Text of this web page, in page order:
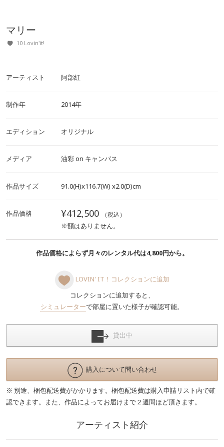
マリー
10 Lovin'it!
アーティスト 阿部紅
制作年 2014年
エディション オリジナル
メディア 油彩on キャンバス
作品サイズ 91.0(H)x116.7(W) x2.0(D)cm
作品価格 ¥412,500 （税込）
※額はありません。
作品価格によらず月々のレンタル代は4,800円から。
LOVIN' IT！コレクションに追加
コレクションに追加すると、
シミュレーターで部屋に置いた様子が確認可能。
貸出中
購入について問い合わせ
※ 別途、梱包配送費がかかります。梱包配送費は購入申請リスト内で確
認できます。また、作品によってお届けまで２週間ほど頂きます。
アーティスト紹介